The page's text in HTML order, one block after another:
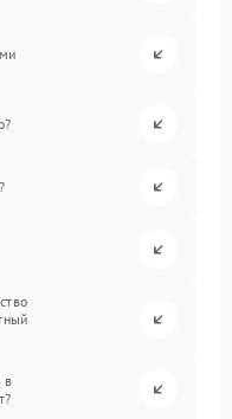
в